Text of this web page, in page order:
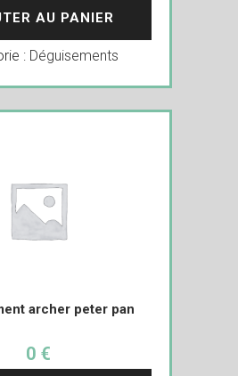
AU PANIER
: Déguisements
archer peter pan
0 €